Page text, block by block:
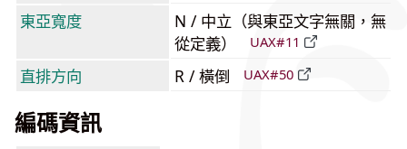
東亞寬度
N / 中立（與東亞文字無關，無
從定義）
UAX#11
直排方向 R / 橫倒 UAX#50
編碼資訊